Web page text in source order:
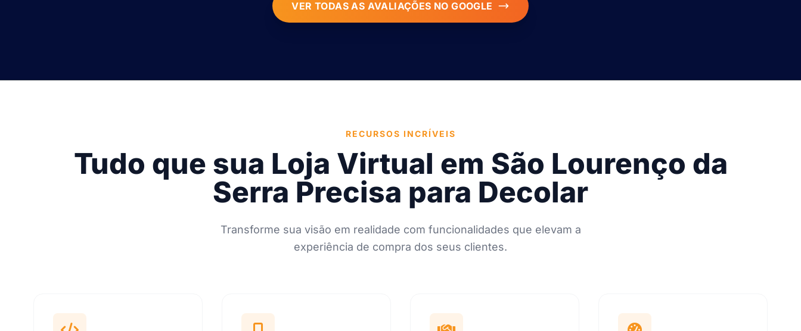
VER TODAS AS AVALIAÇÕES NO GOOGLE
RECURSOS INCRÍVEIS
Tudo que sua Loja Virtual em São Lourenço da
Serra Precisa para Decolar
Transforme sua visão em realidade com funcionalidades que elevam a
experiência de compra dos seus clientes.